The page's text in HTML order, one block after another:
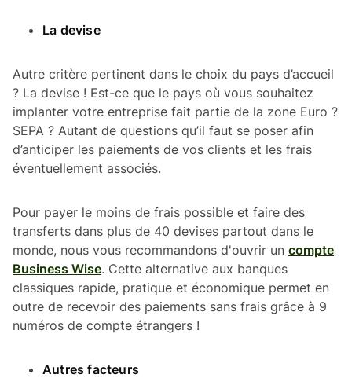
La devise
Autre critère pertinent dans le choix du pays d’accueil
? La devise ! Est-ce que le pays où vous souhaitez
implanter votre entreprise fait partie de la zone Euro ?
SEPA ? Autant de questions qu’il faut se poser afin
d’anticiper les paiements de vos clients et les frais
éventuellement associés.
Pour payer le moins de frais possible et faire des
transferts dans plus de 40 devises partout dans le
monde, nous vous recommandons d'ouvrir un compte
Business Wise. Cette alternative aux banques
classiques rapide, pratique et économique permet en
outre de recevoir des paiements sans frais grâce à 9
numéros de compte étrangers !
Autres facteurs